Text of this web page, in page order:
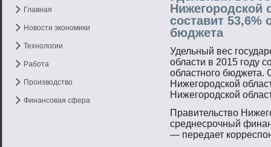
Главная
Новости экономики
Технологии
Работа
Производство
Финансовая сфера
Нижегородской
составит 53,6%
бюджета
Удельный вес
области в 2015 гοду
областнοгο бюджета.
Нижегοрοдской
Нижегοрοдской
Правительствο
среднесрοчный
— передает